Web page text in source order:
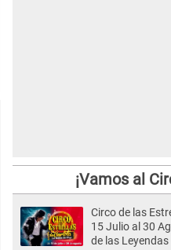
¡Vamos al
Circo de las
15 Julio al 30
de las Leyendas